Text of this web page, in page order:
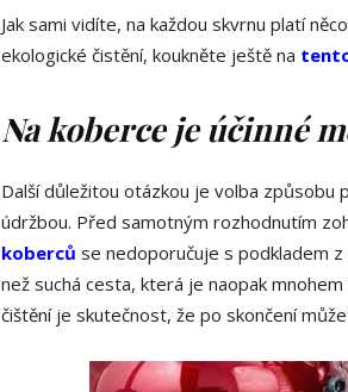
Jak sami vidíte, na každou skvrnu platí
ekologické čistění, koukněte ještě na
Na koberce je účinné
Další důležitou otázkou je volba způsobu
údržbou. Před samotným rozhodnutím
koberců se nedoporučuje s podkladem
než suchá cesta, která je naopak
čištění je skutečnost, že po skončení